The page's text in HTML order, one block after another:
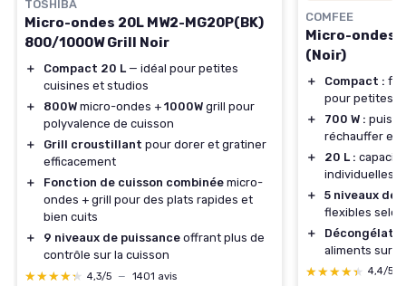
TOSHIBA
Micro-ondes 20L MW2-MG20P(BK)
800/1000W Grill Noir
＋ Compact 20 L — idéal pour petites
cuisines et studios
＋
800W micro-ondes + 1000W grill pour
polyvalence de cuisson
＋
Grill croustillant pour dorer et gratiner
efficacement
＋
Fonction de cuisson combinée micro-
ondes + grill pour des plats rapides et
bien cuits
＋
9 niveaux de puissance offrant plus de
contrôle sur la cuisson
★★★★★
★★★★★ 4,3/5 — 1401 avis
COMFEE
Micro-ondes
(Noir)
＋ Compact :
pour petites
＋
700 W :
réchauffer et
＋
20 L :
individuelles
＋
5 niveaux de
flexibles
＋
aliments
★★★★★
★★★★★ 4,4/5